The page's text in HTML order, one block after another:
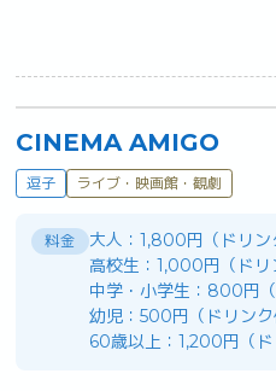
CINEMA AMIGO
逗子 ライブ・映画館・観劇
料金
大人：1,800円（ドリン
高校生：1,000円（ドリ
中学・小学生：800円（
幼児：500円（ドリンク
60歳以上：1,200円（ド